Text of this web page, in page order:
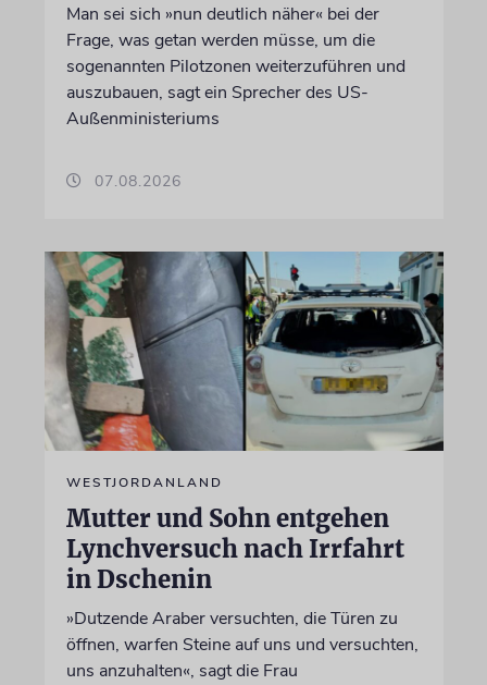
Man sei sich »nun deutlich näher« bei der
Frage, was getan werden müsse, um die
sogenannten Pilotzonen weiterzuführen und
auszubauen, sagt ein Sprecher des US-
Außenministeriums
07.08.2026
WESTJORDANLAND
Mutter und Sohn entgehen
Lynchversuch nach Irrfahrt
in Dschenin
»Dutzende Araber versuchten, die Türen zu
öffnen, warfen Steine auf uns und versuchten,
uns anzuhalten«, sagt die Frau